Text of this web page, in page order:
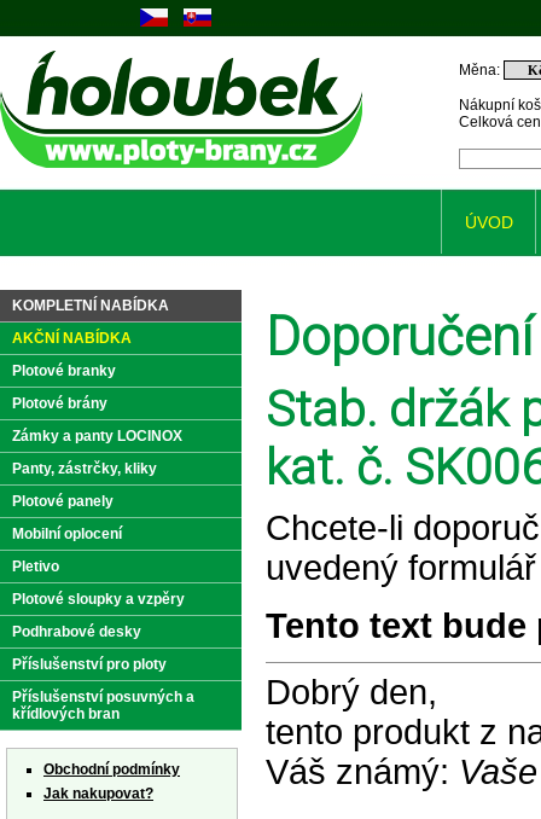
Stab. držák
kat. č.
Chcete-li
uvedený
Tento text
Dobrý den,
tento produkt z
Váš známý:
KOMPLETNÍ NABÍDKA
AKČNÍ NABÍDKA
Plotové branky
Plotové brány
Zámky a panty LOCINOX
Panty, zástrčky, kliky
Plotové panely
Mobilní oplocení
Pletivo
Plotové sloupky a vzpěry
Podhrabové desky
Příslušenství pro ploty
Příslušenství posuvných a
křídlových bran
Obchodní podmínky
Jak nakupovat?
Nákupní
Celková
Měna:
ÚVOD